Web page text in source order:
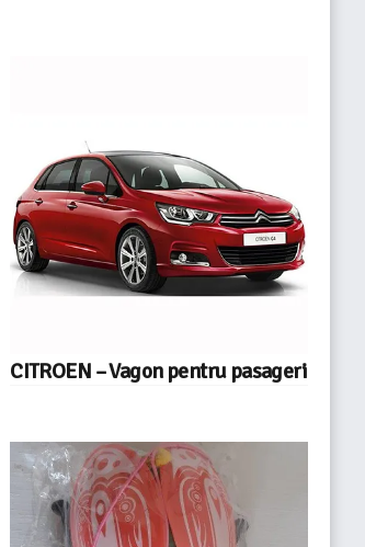
CITROEN – Vagon pentru pasageri